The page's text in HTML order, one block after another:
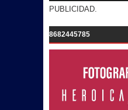
PUBLICIDAD.
8682445785